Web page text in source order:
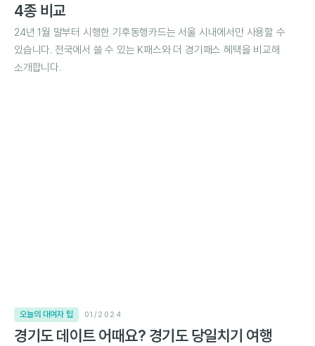
4종 비교
24년 1월 말부터 시행한 기후동행카드는 서울 시내에서만 사용할 수
있습니다. 전국에서 쓸 수 있는 K패스와 더 경기패스 혜택을 비교해
소개합니다.
오늘의 대여자 팁 01/2024
경기도 데이트 어때요? 경기도 당일치기 여행